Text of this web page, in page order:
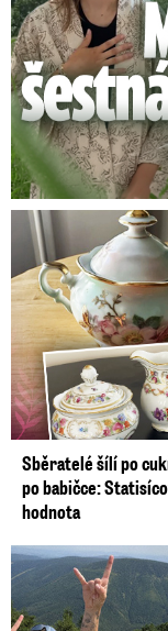
Sběratelé šílí po
po babičce:
hodnota
Vondroušová po